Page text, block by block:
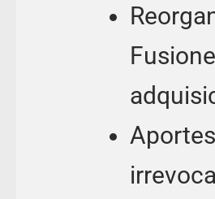
Aportes